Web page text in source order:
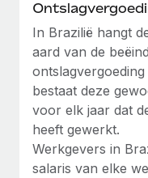
In Brazilië hangt
aard van de
bestaat deze
voor elk jaar dat
heeft gewerkt.
Werkgevers in
salaris van elke